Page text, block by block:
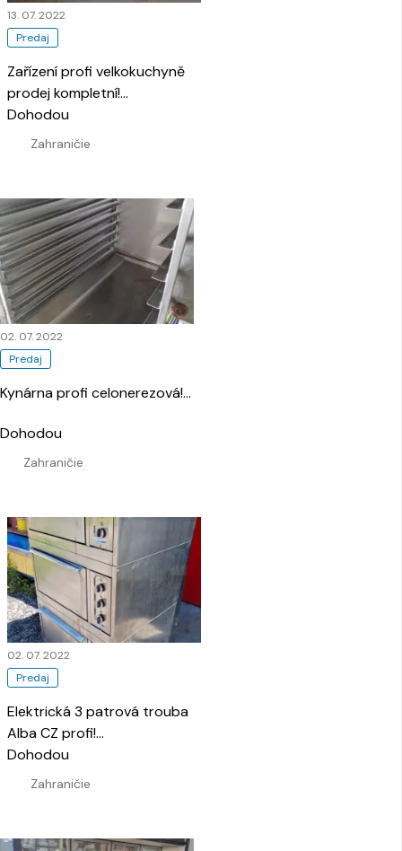
Predaj
13. 07. 2022
Zařízení profi velkokuchyně
prodej kompletní!…
Zahraničie
Dohodou
Predaj
02. 07. 2022
Kynárna profi celonerezová!…
Zahraničie
Dohodou
Predaj
02. 07. 2022
Elektrická 3 patrová trouba
Alba CZ profi!…
Zahraničie
Dohodou